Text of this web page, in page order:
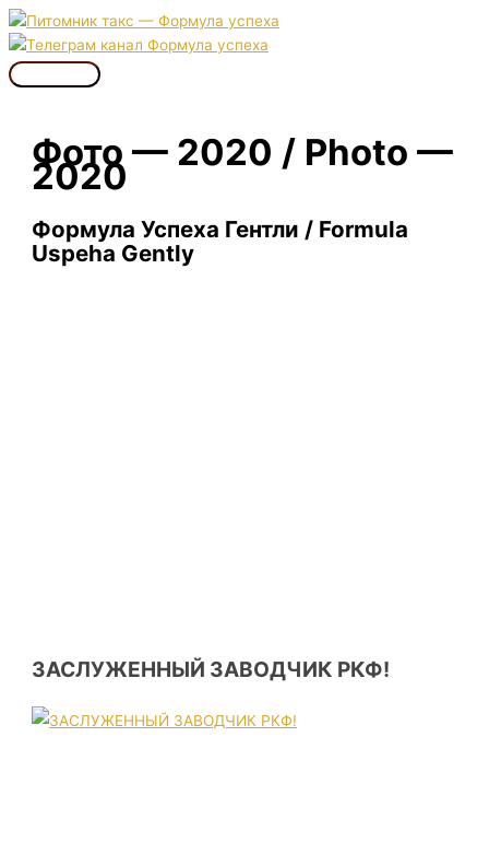
Перейти
к
содержимому
Главное
Фото — 2020 / Photo —
2020
Формула Успеха Гентли / Formula
Uspeha Gently
ЗАСЛУЖЕННЫЙ ЗАВОДЧИК РКФ!